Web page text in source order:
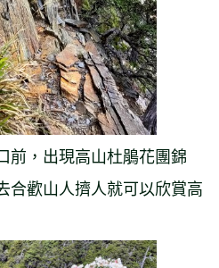
前，出現高山杜鵑花團錦
合歡山人擠人就可以欣賞高